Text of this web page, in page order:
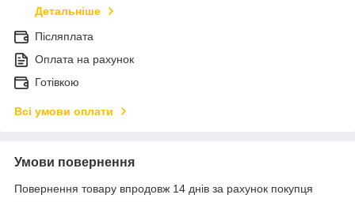
Детальніше
Післяплата
Оплата на рахунок
Готівкою
Всі умови оплати
Умови повернення
Повернення товару впродовж 14 днів за рахунок покупця